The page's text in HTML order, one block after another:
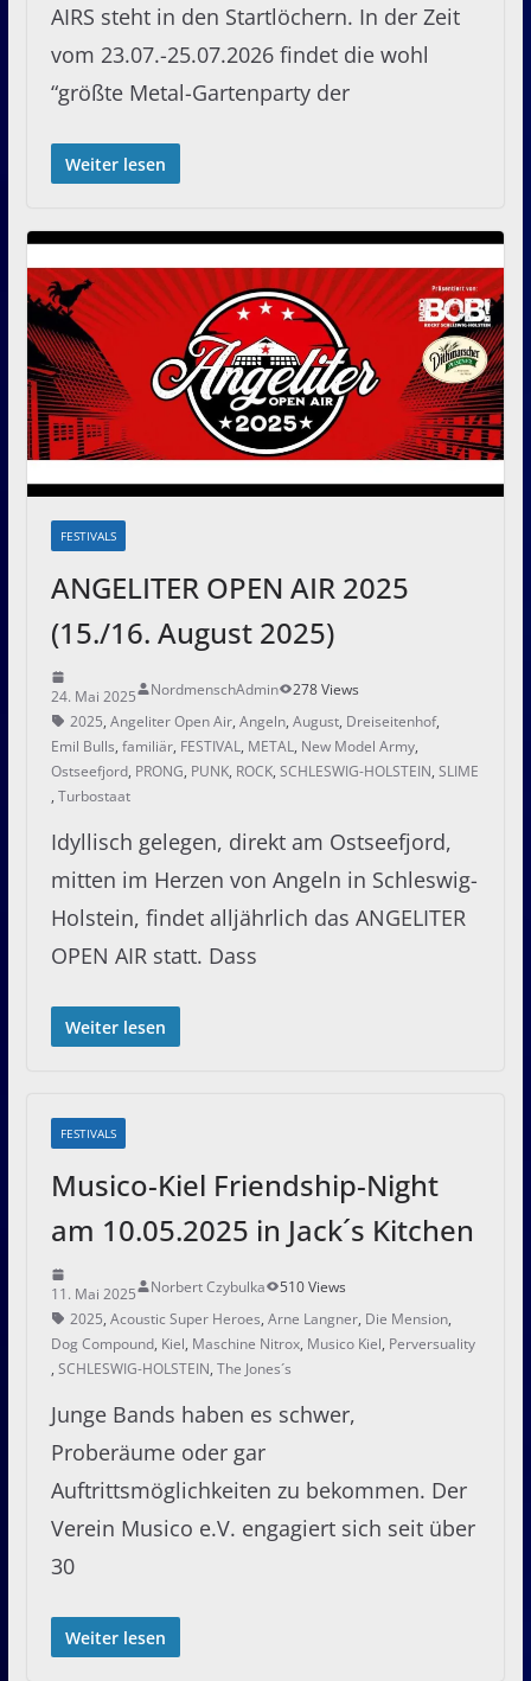
AIRS steht in den Startlöchern. In der Zeit
vom 23.07.-25.07.2026 findet die wohl
“größte Metal-Gartenparty der
Weiter lesen
FESTIVALS
ANGELITER OPEN AIR 2025
(15./16. August 2025)
24. Mai 2025 NordmenschAdmin
278 Views
2025, Angeliter Open Air, Angeln, August, Dreiseitenhof,
Emil Bulls, familiär, FESTIVAL, METAL, New Model Army,
Ostseefjord, PRONG, PUNK, ROCK, SCHLESWIG-HOLSTEIN, SLIME
, Turbostaat
Idyllisch gelegen, direkt am Ostseefjord,
mitten im Herzen von Angeln in Schleswig-
Holstein, findet alljährlich das ANGELITER
OPEN AIR statt. Dass
Weiter lesen
FESTIVALS
Musico-Kiel Friendship-Night
am 10.05.2025 in Jack´s Kitchen
11. Mai 2025 Norbert Czybulka
510 Views
2025, Acoustic Super Heroes, Arne Langner, Die Mension,
Dog Compound, Kiel, Maschine Nitrox, Musico Kiel, Perversuality
, SCHLESWIG-HOLSTEIN, The Jones´s
Junge Bands haben es schwer,
Proberäume oder gar
Auftrittsmöglichkeiten zu bekommen. Der
Verein Musico e.V. engagiert sich seit über
30
Weiter lesen